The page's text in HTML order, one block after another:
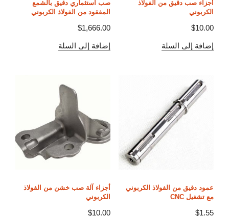
أجزاء صب دقيق من الفولاذ
الكربوني
$10.00
إضافة إلى السلة
صب استثماري دقيق بالشمع
المفقود من الفولاذ الكربوني
$1,666.00
إضافة إلى السلة
عمود دقيق من الفولاذ الكربوني
مع تشغيل CNC
$1.55
أجزاء آلة صب خشن من الفولاذ
الكربوني
$10.00